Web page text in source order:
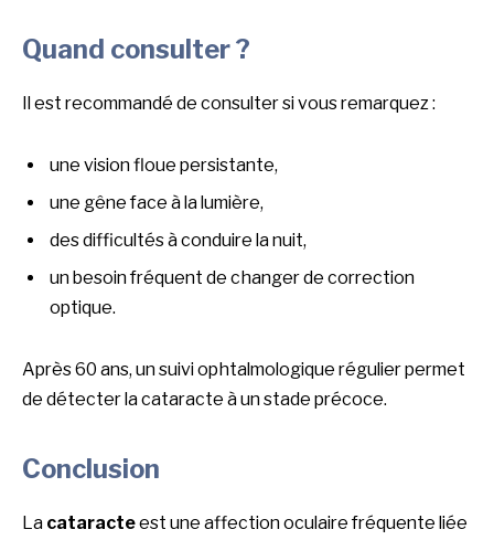
Quand consulter ?
Il est recommandé de consulter si vous remarquez :
une vision floue persistante,
une gêne face à la lumière,
des difficultés à conduire la nuit,
un besoin fréquent de changer de correction
optique.
Après 60 ans, un suivi ophtalmologique régulier permet
de détecter la cataracte à un stade précoce.
Conclusion
La cataracteest une affection oculaire fréquente liée